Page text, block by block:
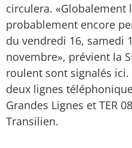
circulera. «Globalement
probablement encore
du vendredi 16, samedi
novembre», prévient la
roulent sont signalés ici.
deux lignes
Grandes Lignes et TER
Transilien.